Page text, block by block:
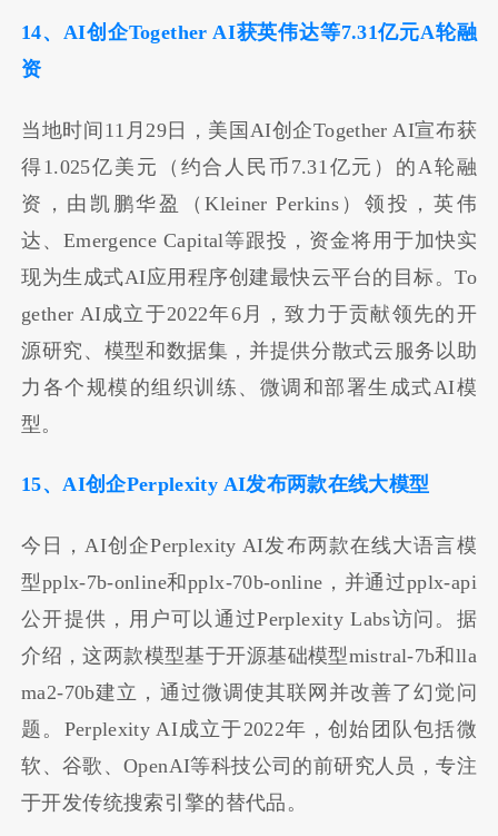
14、AI创企Together AI获英伟达等7.31亿元A轮融
资
当地时间11月29日，美国AI创企Together AI宣布获
得1.025亿美元（约合人民币7.31亿元）的A轮融
资，由凯鹏华盈（Kleiner Perkins）领投，英伟
达、Emergence Capital等跟投，资金将用于加快实
现为生成式AI应用程序创建最快云平台的目标。To
gether AI成立于2022年6月，致力于贡献领先的开
源研究、模型和数据集，并提供分散式云服务以助
力各个规模的组织训练、微调和部署生成式AI模
型。
15、AI创企Perplexity AI发布两款在线大模型
今日，AI创企Perplexity AI发布两款在线大语言模
型pplx-7b-online和pplx-70b-online，并通过pplx-api
公开提供，用户可以通过Perplexity Labs访问。据
介绍，这两款模型基于开源基础模型mistral-7b和lla
ma2-70b建立，通过微调使其联网并改善了幻觉问
题。Perplexity AI成立于2022年，创始团队包括微
软、谷歌、OpenAI等科技公司的前研究人员，专注
于开发传统搜索引擎的替代品。